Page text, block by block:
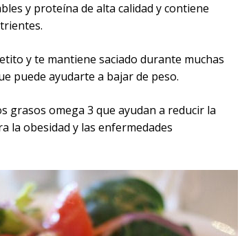
y proteína de alta calidad y contiene
y te mantiene saciado durante muchas
puede ayudarte a bajar de peso.
grasos omega 3 que ayudan a reducir la
la obesidad y las enfermedades